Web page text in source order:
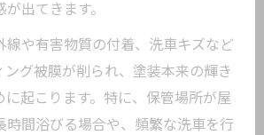
出てきます。
線や有害物質の付着、洗車キズなど
ング被膜が削られ、塗装本来の輝き
に起こります。特に、保管場所が屋
時間浴びる場合や、頻繁な洗車を行